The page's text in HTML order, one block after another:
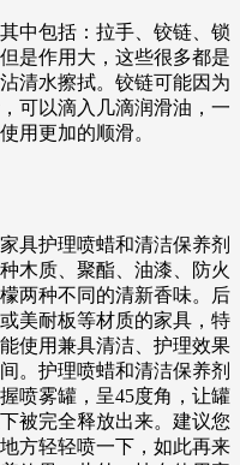
中包括：拉手、铰链、锁
是作用大，这些很多都是
清水擦拭。铰链可能因为
可以滴入几滴润滑油，一
用更加的顺滑。
具护理喷蜡和清洁保养剂
木质、聚酯、油漆、防火
两种不同的清新香味。后
美耐板等材质的家具，特
使用兼具清洁、护理效果
。护理喷蜡和清洁保养剂
喷雾罐，呈45度角，让罐
被完全释放出来。建议您
方轻轻喷一下，如此再来